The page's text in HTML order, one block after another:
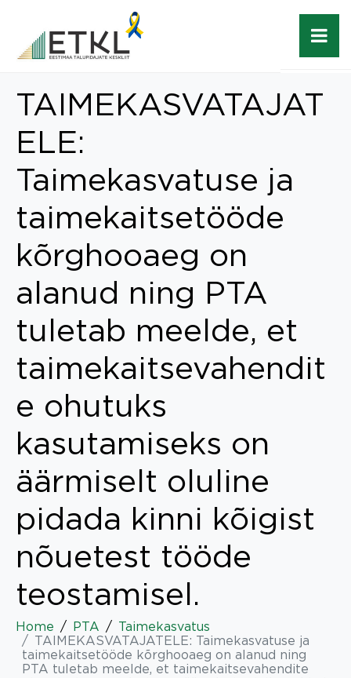
TAIMEKASVATAJAT
ELE:
Taimekasvatuse ja
taimekaitsetööde
kõrghooaeg on
alanud ning PTA
tuletab meelde, et
taimekaitsevahendit
e ohutuks
kasutamiseks on
äärmiselt oluline
pidada kinni kõigist
nõuetest tööde
teostamisel.
Home PTA
Taimekasvatus
TAIMEKASVATAJATELE: Taimekasvatuse ja
taimekaitsetööde kõrghooaeg on alanud ning
PTA tuletab meelde, et taimekaitsevahendite